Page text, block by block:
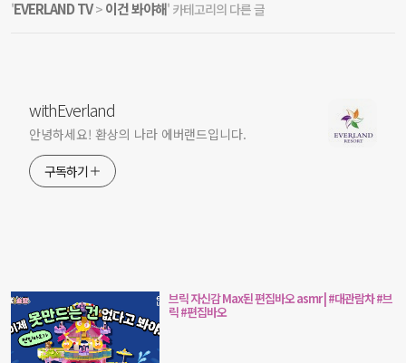
'EVERLAND TV> 이건 봐야해' 카테고리의 다른 글
withEverland
안녕하세요! 환상의 나라 에버랜드입니다.
구독하기
브릭 자신감 Max된 편집바오 asmr | #대관람차 #브
릭 #편집바오